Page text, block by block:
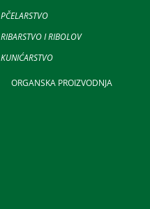
PČELARSTVO
RIBARSTVO I RIBOLOV
KUNIĆARSTVO
ORGANSKA PROIZVODNJA